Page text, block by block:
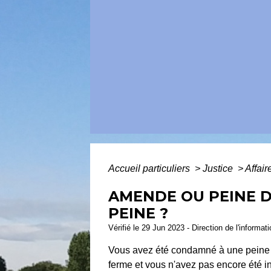
Accueil particuliers > Justice >
AMENDE OU PEINE
PEINE ?
Vérifié le 29 Jun 2023 - Direction de
Vous avez été condamné à une
ferme et vous n'avez pas encore été